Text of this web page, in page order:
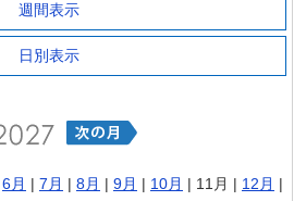
週間表示
日別表示
6月 | 7月 | 8月 | 9月 | 10月 | 11月 | 12月 |